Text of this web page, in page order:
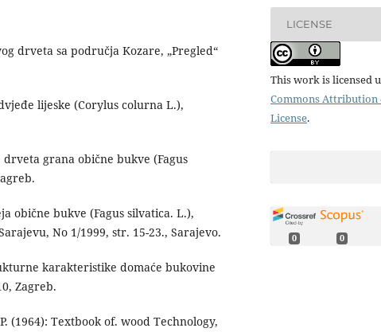
drveta sa područja Kozare, „Pregled“
lijeske (Corylus colurna L.),
grana obične bukve (Fagus
obične bukve (Fagus silvatica. L.),
No 1/1999, str. 15-23., Sarajevo.
karakteristike domaće bukovine
Zagreb.
(1964): Textbook of. wood Technology,
LICENSE
This work is licensed
Commons Attribution
License.
0 0